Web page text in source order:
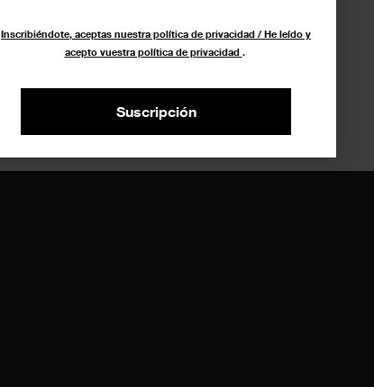
Inscribiéndote, aceptas nuestra política de privacidad / He leído y
acepto vuestra política de privacidad .
Suscripción